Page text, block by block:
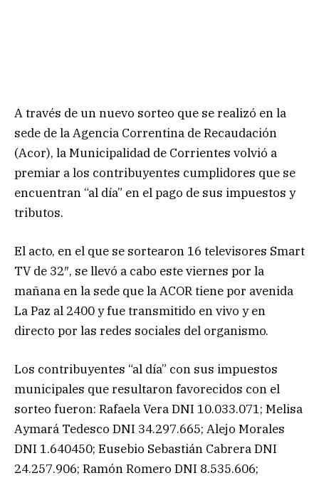
A través de un nuevo sorteo que se realizó en la
sede de la Agencia Correntina de Recaudación
(Acor), la Municipalidad de Corrientes volvió a
premiar a los contribuyentes cumplidores que se
encuentran “al día” en el pago de sus impuestos y
tributos.
El acto, en el que se sortearon 16 televisores Smart
TV de 32″, se llevó a cabo este viernes por la
mañana en la sede que la ACOR tiene por avenida
La Paz al 2400 y fue transmitido en vivo y en
directo por las redes sociales del organismo.
Los contribuyentes “al día” con sus impuestos
municipales que resultaron favorecidos con el
sorteo fueron: Rafaela Vera DNI 10.033.071; Melisa
Aymará Tedesco DNI 34.297.665; Alejo Morales
DNI 1.640450; Eusebio Sebastián Cabrera DNI
24.257.906; Ramón Romero DNI 8.535.606;